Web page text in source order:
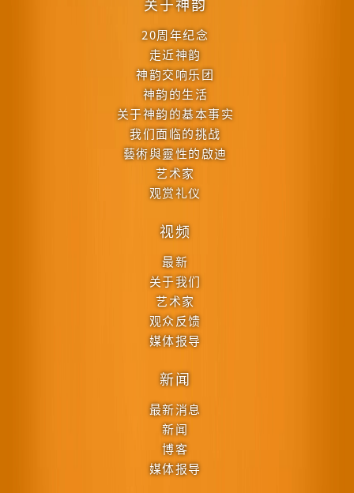
20周年纪念
走近神韵
神韵交响乐团
神韵的生活
关于神韵的基本事实
我们面临的挑战
藝術與靈性的啟迪
艺术家
观赏礼仪
视频
最新
关于我们
艺术家
观众反馈
媒体报导
新闻
最新消息
新闻
博客
媒体报导